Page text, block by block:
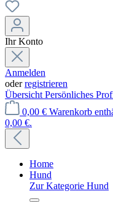
Ihr Konto
Anmelden
oderregistrieren
Übersicht Persönliches
0,00 € Warenkorb
0,00 €.
Home
Hund
Zur Kategorie Hund